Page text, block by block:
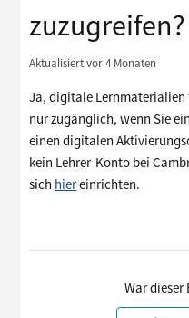
zuzugreifen?
Aktualisiertvor 4 Monaten
Ja, digitale Lernmaterialien
nur zugänglich, wenn Sie
einen digitalen
kein Lehrer-Konto bei
sich hiereinrichten.
War